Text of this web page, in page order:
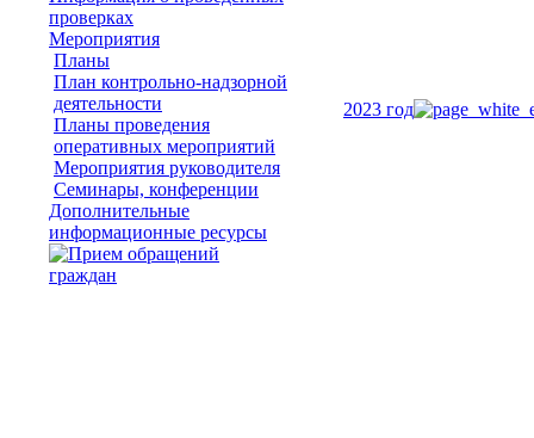
проверках
Мероприятия
Планы
План контрольно-надзорной
деятельности
Планы проведения
оперативных мероприятий
Мероприятия руководителя
Семинары, конференции
Дополнительные
информационные ресурсы
2023 год